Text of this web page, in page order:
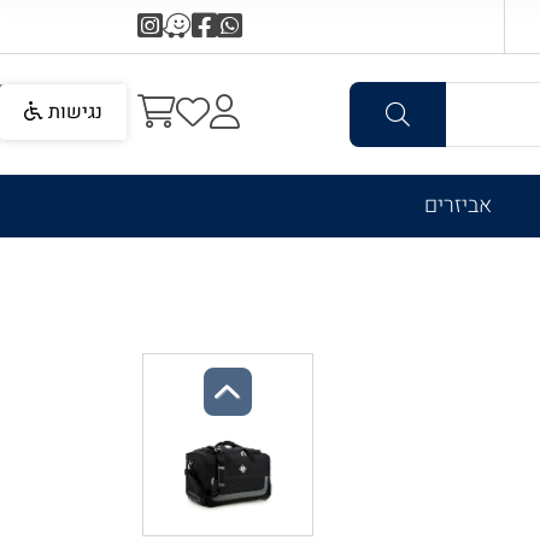
אביזרים
Previous
נגישות